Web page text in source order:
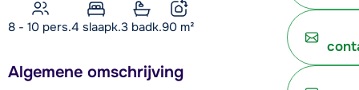
8 - 10 pers.4 slaapk.3 badk.90 m²
Algemene omschrijving